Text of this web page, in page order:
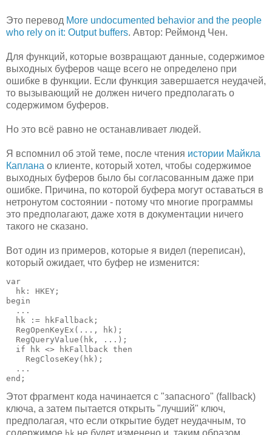
Это перевод More undocumented behavior and the people
who rely on it: Output buffers. Автор: Реймонд Чен.
Для функций, которые возвращают данные, содержимое
выходных буферов чаще всего не определено при
ошибке в функции. Если функция завершается неудачей,
то вызывающий не должен ничего предполагать о
содержимом буферов.
Но это всё равно не останавливает людей.
Я вспомнил об этой теме, после чтения истории Майкла
Каплана о клиенте, который хотел, чтобы содержимое
выходных буферов было бы согласованным даже при
ошибке. Причина, по которой буфера могут оставаться в
нетронутом состоянии - потому что многие программы
это предполагают, даже хотя в документации ничего
такого не сказано.
Вот один из примеров, которые я видел (переписан),
который ожидает, что буфер не изменится:
var
  hk: HKEY;
begin
  ...
  hk := hkFallback;
  RegOpenKeyEx(..., hk);
  RegQueryValue(hk, ...);
  if hk <> hkFallback then
    RegCloseKey(hk);
  ...
end;
Этот фрагмент кода начинается с "запасного" (fallback)
ключа, а затем пытается открыть "лучший" ключ,
предполагая, что если открытие будет неудачным, то